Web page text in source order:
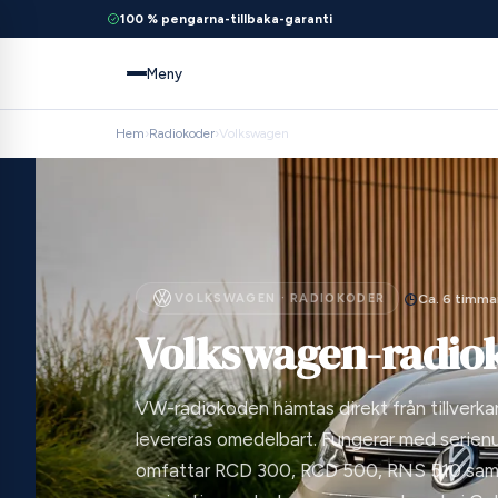
100 % pengarna-tillbaka-garanti
Meny
Hem›Radiokoder›Volkswagen
VOLKSWAGEN · RADIOKODER Ca. 6
Volkswagen-
VW-radiokoden hämtas direkt från
levereras omedelbart. Fungerar med
omfattar RCD 300, RCD 500, RNS 510